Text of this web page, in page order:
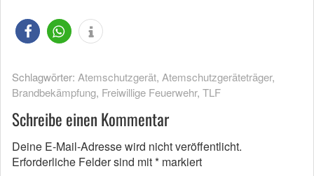
Schlagwörter: Atemschutzgerät, Atemschutzgeräteträger,
Brandbekämpfung, Freiwillige Feuerwehr, TLF
Schreibe einen Kommentar
Deine E-Mail-Adresse wird nicht veröffentlicht.
Erforderliche Felder sind mit* markiert